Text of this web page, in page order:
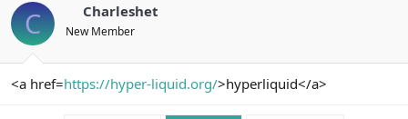
C Charleshet
New Member
<a href=https://hyper-liquid.org/>hyperliquid</a>